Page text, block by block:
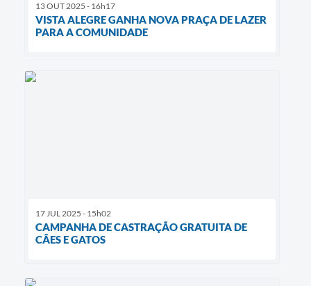
13 OUT 2025 - 16h17
VISTA ALEGRE GANHA NOVA PRAÇA DE LAZER
PARA A COMUNIDADE
17 JUL 2025 - 15h02
CAMPANHA DE CASTRAÇÃO GRATUITA DE
CÃES E GATOS